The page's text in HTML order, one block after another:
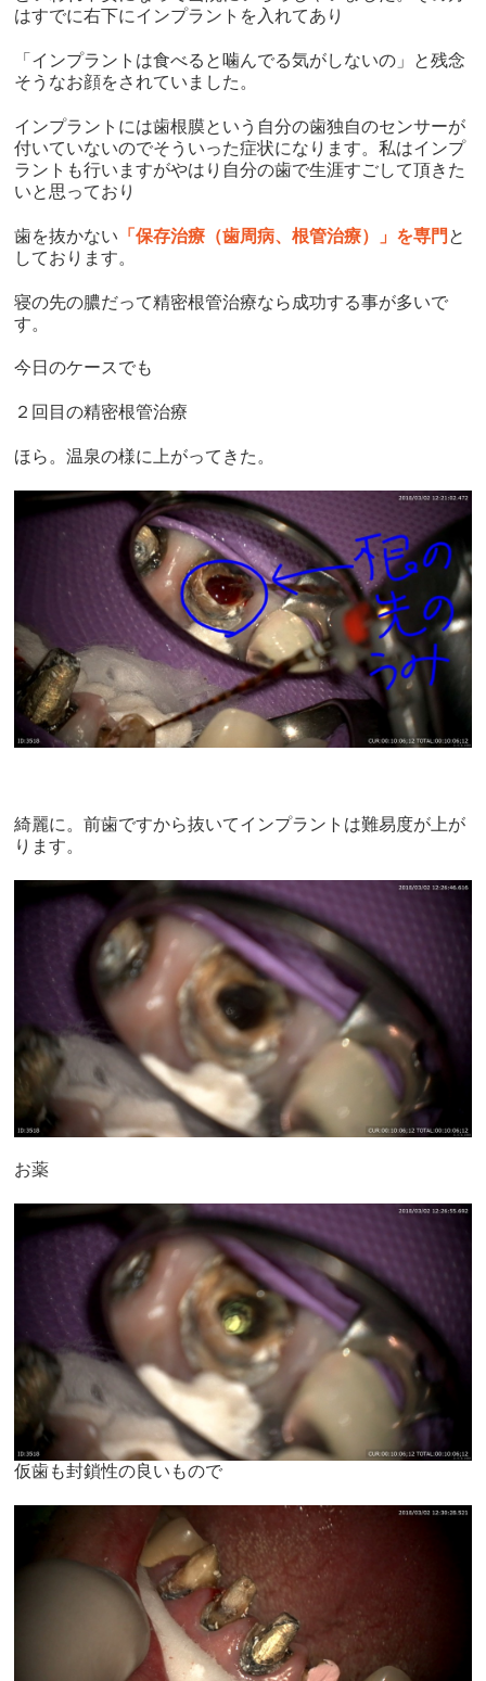
はすでに右下にインプラントを入れてあり
「インプラントは食べると噛んでる気がしないの」と残念
そうなお顔をされていました。
インプラントには歯根膜という自分の歯独自のセンサーが
付いていないのでそういった症状になります。私はインプ
ラントも行いますがやはり自分の歯で生涯すごして頂きた
いと思っており
歯を抜かない 「保存治療（歯周病、根管治療）」を専門 と
しております。
寝の先の膿だって精密根管治療なら成功する事が多いで
す。
今日のケースでも
２回目の精密根管治療
ほら。温泉の様に上がってきた。
綺麗に。前歯ですから抜いてインプラントは難易度が上が
ります。
お薬
仮歯も封鎖性の良いもので